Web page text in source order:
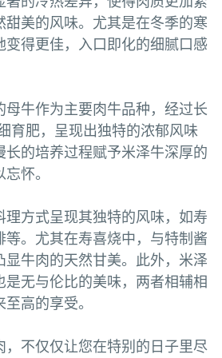
甜美的风味。尤其是在冬季的寒
变得更佳，入口即化的细腻口感
母牛作为主要肉牛品种，经过长
育肥，呈现出独特的浓郁风味
长的培养过程赋予米泽牛深厚的
怀。
理方式呈现其独特的风味，如寿
等。尤其在寿喜烧中，与特制酱
显牛肉的天然甘美。此外，米泽
是无与伦比的美味，两者相辅相
高的享受。
，不仅仅让您在特别的日子里尽